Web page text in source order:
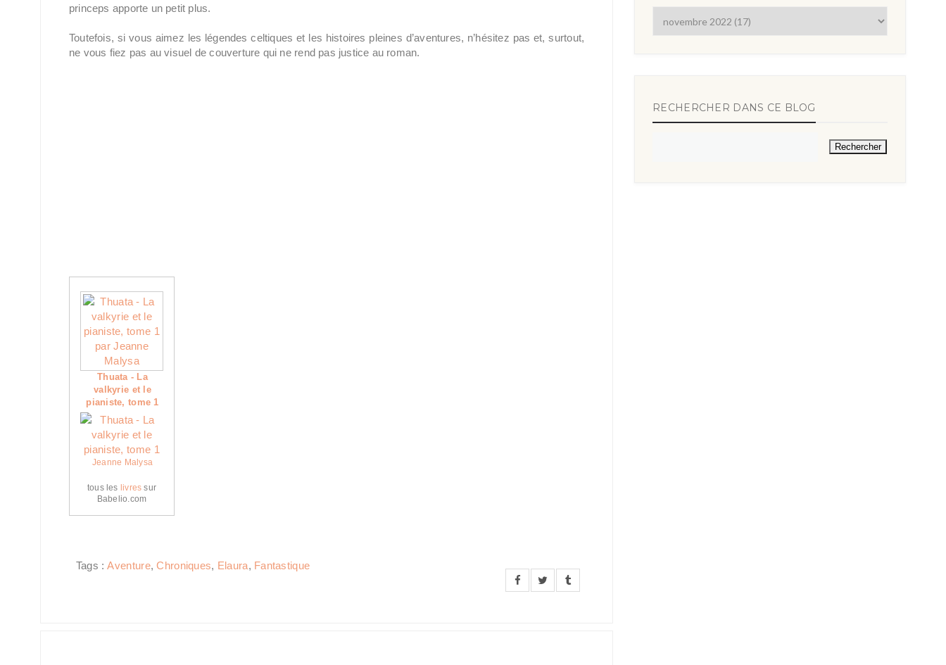
princeps apporte un petit plus.
Toutefois, si vous aimez les légendes celtiques et les histoires pleines d’aventures, n’hésitez pas et, surtout,
ne vous fiez pas au visuel de couverture qui ne rend pas justice au roman.
Thuata - La
valkyrie et le
pianiste, tome 1
Jeanne Malysa
tous les livres sur
Babelio.com
Tags :Aventure,Chroniques, Elaura, Fantastique
RECHERCHER DANS CE BLOG